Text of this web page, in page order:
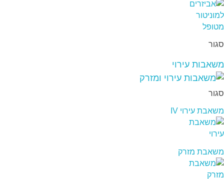
סגור
משאבות עירוי
סגור
משאבת עירוי IV
משאבת מזרק